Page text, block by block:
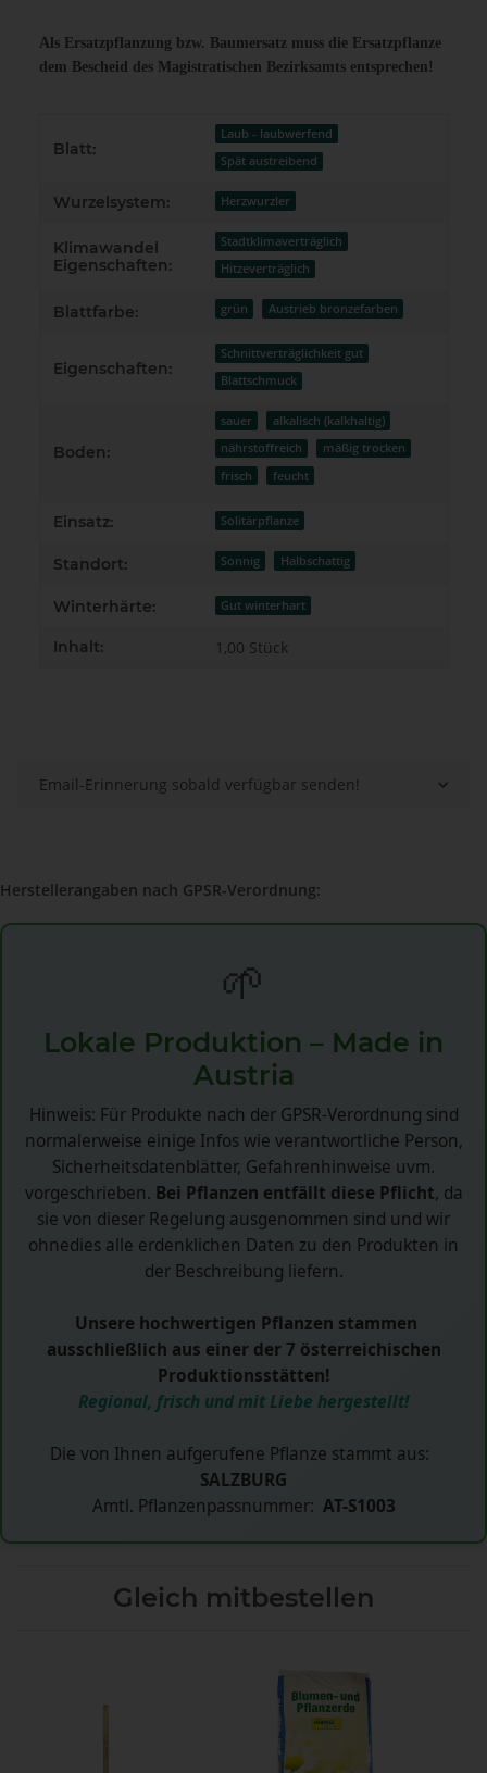
Als Ersatzpflanzung bzw. Baumersatz muss die Ersatzpflanze
dem Bescheid des Magistratischen Bezirksamts entsprechen!
Blatt:
Laub - laubwerfend
Spät austreibend
Wurzelsystem: Herzwurzler
Klimawandel
Eigenschaften:
Stadtklimaverträglich
Hitzeverträglich
Blattfarbe: grün Austrieb bronzefarben
Eigenschaften:
Schnittverträglichkeit gut
Blattschmuck
Boden:
sauer
alkalisch (kalkhaltig)
nährstoffreich
mäßig trocken
frisch
feucht
Einsatz: Solitärpflanze
Standort: Sonnig Halbschattig
Winterhärte: Gut winterhart
Inhalt: 1,00 Stück
Email-Erinnerung sobald verfügbar senden!
Herstellerangaben nach GPSR-Verordnung:
🌱
Lokale Produktion – Made in
Austria
Hinweis: Für Produkte nach der GPSR-Verordnung sind
normalerweise einige Infos wie verantwortliche Person,
Sicherheitsdatenblätter, Gefahrenhinweise uvm.
vorgeschrieben. Bei Pflanzen entfällt diese Pflicht, da
sie von dieser Regelung ausgenommen sind und wir
ohnedies alle erdenklichen Daten zu den Produkten in
der Beschreibung liefern.
Unsere hochwertigen Pflanzen stammen
ausschließlich aus einer der 7 österreichischen
Produktionsstätten!
Regional, frisch und mit Liebe hergestellt!
Die von Ihnen aufgerufene Pflanze stammt aus:
SALZBURG
Amtl. Pflanzenpassnummer: AT-S1003
Gleich mitbestellen